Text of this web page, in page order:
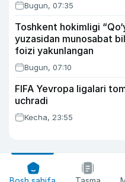
Bugun, 07:35
Toshkent hokimligi
yuzasidan munosabat
foizi yakunlangan
Bugun, 07:10
FIFA Yevropa ligalari
uchradi
Kecha, 23:55